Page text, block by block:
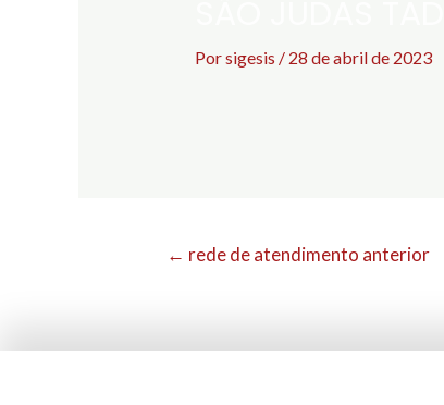
Porsigesis / 28 de abril de 2023
← rede de atendimento anterior